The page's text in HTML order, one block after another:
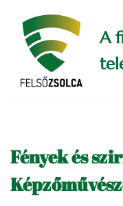
Skip
content
A
Fények és